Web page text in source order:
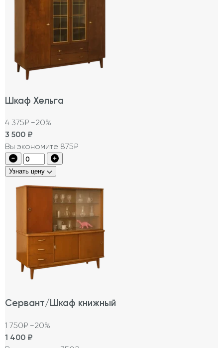
Шкаф Хельга
4 375₽ −20%
3 500 ₽
Вы экономите 875₽
Узнать цену
Сервант/Шкаф книжный
1 750₽ −20%
1 400 ₽